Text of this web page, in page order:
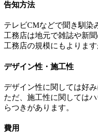
告知方法
テレビCMなどで聞き馴染
工務店は地元で雑誌や新
工務店の規模にもよりま
デザイン性・施工性
デザイン性に関しては好
ただ、施工性に関しては
らつきがあります。
費用